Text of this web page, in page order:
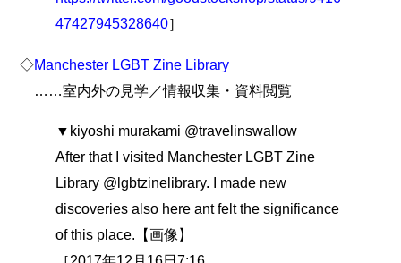
47427945328640］
◇Manchester LGBT Zine Library
……室内外の見学／情報収集・資料閲覧
▼kiyoshi murakami @travelinswallow
After that I visited Manchester LGBT Zine
Library @lgbtzinelibrary. I made new
discoveries also here ant felt the significance
of this place.【画像】